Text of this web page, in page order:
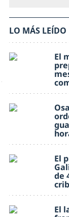
LO MÁS LEÍDO
El
El
de
El